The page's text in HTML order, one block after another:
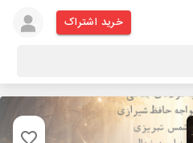
خرید اشتراک